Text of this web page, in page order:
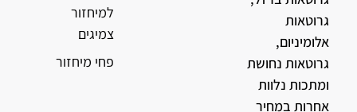
גרוטאות
אלומיניום,
גרוטאות נחושת
ומתכות נלוות
אחרות במחיר
למיחזור
צמיגים
פחי מיחזור